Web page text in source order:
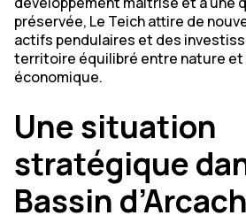
préservée, Le Teich attire de
actifs pendulaires et des
territoire équilibré entre nature et
économique.
Une situation
stratégique
Bassin